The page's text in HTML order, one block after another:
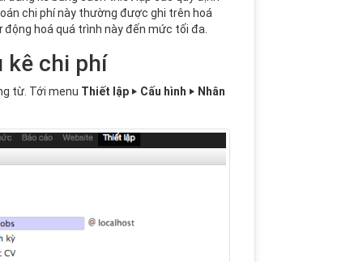
chi phí này thường được ghi trên hoá
hoá quá trình này đến mức tối đa.
kê chi phí
từ. Tới menu Thiết lập ‣ Cấu hình ‣ Nhân